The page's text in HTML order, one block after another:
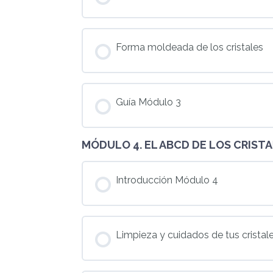
Forma moldeada de los cristales
Guía Módulo 3
MÓDULO 4. EL ABCD DE LOS
Introducción Módulo 4
Limpieza y cuidados de tus